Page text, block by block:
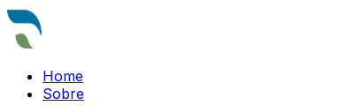
Home
Sobre